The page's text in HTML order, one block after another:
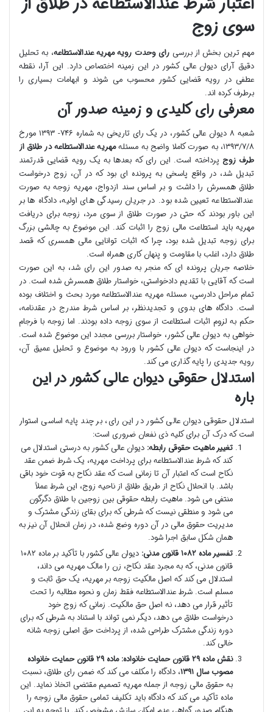
سوی زوج
مهم ترین بخش از بررسی رای وحدت رویه مهریه عندالاستطاعه، به تحلیل
دقیق آرای دیوان عالی کشور در این زمینه اختصاص دارد. این آرا، نقطه
عطفی در رویه قضایی کشور محسوب می شوند و ابهامات بسیاری را
برطرف کرده اند.
معرفی رای کلیدی و زمینه صدور آن
شعبه ۸ دیوان عالی کشور، در یک رای تاریخی به شماره ۷۴۶- ۱۳۹۳ مورخ
۱۳۹۳/۷/۸، به صورت کاملا واضح به مسئله
مهریه عندالاستطاعه در طلاق از
طرف زوج پرداخته است. این رای که بعدها به یک رویه قضایی قدرتمند
تبدیل شد، در واقع پاسخی به پرونده ای بود که در آن، زوج درخواست
طلاق همسرش را داشت و بر اساس سند ازدواج، مهریه زوجه به صورت
عندالاستطاعه تعیین شده بود. در جریان رسیدگی های اولیه، دادگاه ها بر
این باور بودند که حتی در صورت طلاق از سوی مرد، زوجه برای دریافت
مهریه باید استطاعت مالی زوج را اثبات کند. این موضوع به چالشی بزرگ
برای زوجه تبدیل شده بود، چرا که اثبات توانایی مالی همسری که قصد
طلاق دارد، اغلب با مقاومت و پنهان کاری همراه است.
خلاصه جریان پرونده ای که منجر به صدور این رای شد، به این صورت
است که آقایی با تقدیم دادخواستی، خواستار طلاق همسرش شده است. در
تمام مراحل دادرسی، مسئله مهریه عندالاستطاعه مورد بحث و اختلاف بوده
است. دادگاه های بدوی و تجدیدنظر، بر اساس شرط مندرج در عقدنامه،
حکم به لزوم اثبات استطاعت از سوی زوجه داده بودند. اما زوجه با فرجام
خواهی به دیوان عالی کشور، خواستار بررسی مجدد این موضوع شده است.
در اینجاست که دیوان عالی کشور با ورود به موضوع و تحلیل عمیق آن،
رویه جدیدی را پایه گذاری می کند.
استدلال حقوقی دیوان عالی کشور در این
باره
استدلال حقوقی دیوان عالی کشور در این رای، بر چند پایه اساسی استوار
است که درک آن برای کلیه ذی نفعان ضروری است:
تغییر ماهیت حقوقی رابطه: دیوان عالی کشور به درستی استدلال می
کند که شرط عندالاستطاعه برای پرداخت مهریه، یک شرط ضمن عقد
نکاح است که اعتبار آن تا زمانی است که عقد نکاح به قوت خود باقی
باشد. با انحلال نکاح از طریق طلاق از ناحیه زوج، این شرط عملاً
منتفی می شود. ماهیت رابطه حقوقی بین زوجین با طلاق دگرگون
می شود و منطقی نیست که شرطی که برای بقای زندگی مشترک و
مدیریت حقوق مالی در آن دوره وضع شده، در زمان انحلال آن نیز به
همان شکل سابق اجرا شود.
تفسیر ماده ۱۰۸۲ قانون مدنی:
دیوان عالی کشور با تأکید بر ماده ۱۰۸۲
قانون مدنی، که به مجرد عقد نکاح، زن را مالک مهریه می داند،
استدلال می کند که اصل مالکیت زوجه بر مهریه، یک حق ثابت و
مسلم است. شرط عندالاستطاعه فقط زمان و نحوه مطالبه را تحت
تأثیر قرار می دهد، نه اصل حق مالکیت. زمانی که زوج خود
درخواست طلاق می دهد، دیگر نمی تواند با استناد به شرطی که برای
دوره زندگی مشترک طراحی شده، از پرداخت حق اصلی زوجه شانه
خالی کند.
نقش ماده ۲۹ قانون حمایت خانواده:
ماده ۲۹ قانون حمایت خانواده
مصوب سال ۱۳۹۱
، دادگاه را مکلف می کند که ضمن رای طلاق، نسبت
به حقوق مالی زوجه از جمله مهریه تصمیم مقتضی اتخاذ نماید. این
ماده تأکید می کند که دادگاه باید تکلیف تمامی حقوق مالی زوجه را